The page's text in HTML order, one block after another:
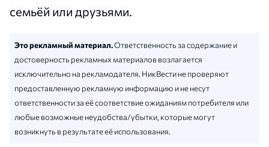
семьёй или друзьями.
Это рекламный материал.Ответственность за содержание и
достоверность рекламных материалов возлагается
исключительно на рекламодателя. НикВести не проверяют
предоставленную рекламную информацию и не несут
ответственности за её соответствие ожиданиям потребителя или
любые возможные неудобства/убытки, которые могут
возникнуть в результате её использования.